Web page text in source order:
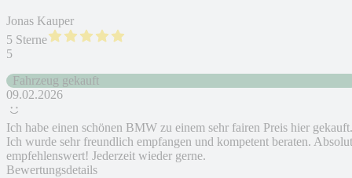
Jonas Kauper
5 Sterne
5
Fahrzeug gekauft
09.02.2026
Ich habe einen schönen BMW zu einem sehr fairen Preis hier gekauft.
Ich wurde sehr freundlich empfangen und kompetent beraten. Absolut
empfehlenswert! Jederzeit wieder gerne.
Bewertungsdetails